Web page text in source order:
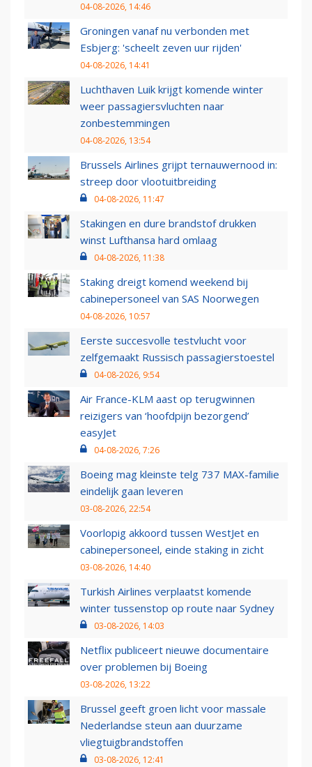
04-08-2026, 14:46
Groningen vanaf nu verbonden met
Esbjerg: 'scheelt zeven uur rijden'
04-08-2026, 14:41
Luchthaven Luik krijgt komende winter
weer passagiersvluchten naar
zonbestemmingen
04-08-2026, 13:54
Brussels Airlines grijpt ternauwernood in:
streep door vlootuitbreiding
04-08-2026, 11:47
Stakingen en dure brandstof drukken
winst Lufthansa hard omlaag
04-08-2026, 11:38
Staking dreigt komend weekend bij
cabinepersoneel van SAS Noorwegen
04-08-2026, 10:57
Eerste succesvolle testvlucht voor
zelfgemaakt Russisch passagierstoestel
04-08-2026, 9:54
Air France-KLM aast op terugwinnen
reizigers van ‘hoofdpijn bezorgend’
easyJet
04-08-2026, 7:26
Boeing mag kleinste telg 737 MAX-familie
eindelijk gaan leveren
03-08-2026, 22:54
Voorlopig akkoord tussen WestJet en
cabinepersoneel, einde staking in zicht
03-08-2026, 14:40
Turkish Airlines verplaatst komende
winter tussenstop op route naar Sydney
03-08-2026, 14:03
Netflix publiceert nieuwe documentaire
over problemen bij Boeing
03-08-2026, 13:22
Brussel geeft groen licht voor massale
Nederlandse steun aan duurzame
vliegtuigbrandstoffen
03-08-2026, 12:41